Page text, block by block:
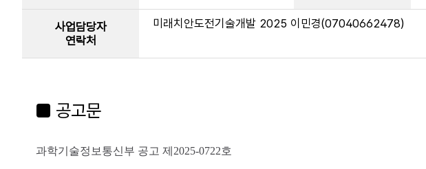
사업담당자
연락처
미래치안도전기술개발 2025 이민경(07040662478)
■ 공고문
과학기술정보통신부 공고 제 2025-0722호